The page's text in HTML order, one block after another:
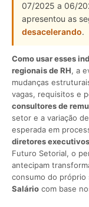
07/2025 a 06/
apresentou as
desacelerando.
Como usar esses
regionais de RH, a
mudanças
vagas, requisitos e
consultores de
setor e a variação
esperada em
diretores
Futuro Setorial, o
antecipam
consumo do próprio
Salário com base